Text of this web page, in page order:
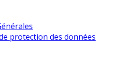
protection des données